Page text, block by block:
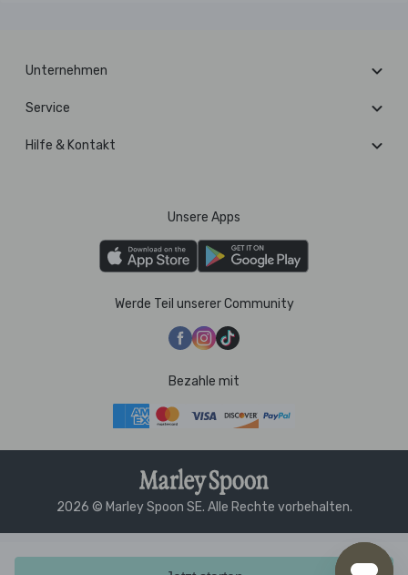
Unternehmen
Service
Hilfe & Kontakt
Unsere Apps
Werde Teil unserer Community
Bezahle mit
2026 © Marley Spoon SE. Alle Rechte vorbehalten.